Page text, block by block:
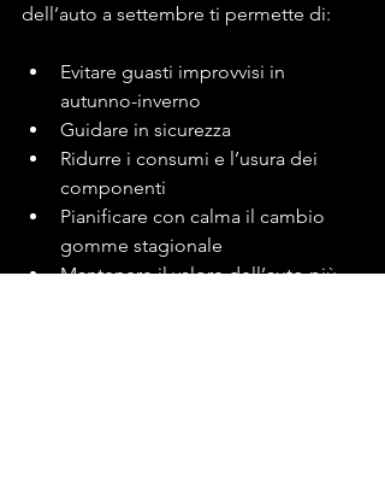
dell’auto a settembre ti permette di:
Evitare guasti improvvisi in
autunno-inverno
Guidare in sicurezza
Ridurre i consumi e l’usura dei
componenti
Pianificare con calma il cambio
gomme stagionale
Mantenere il valore dell’auto più